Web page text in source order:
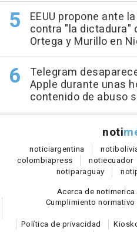
EEUU propone ante
contra "la dictadura"
Ortega y Murillo en
Telegram
Apple durante unas
contenido de abuso
noti
noticiargentina noti
colombiapress notiecuador
notiparaguay noti
Acerca de
Cumplimiento normativo
Política de privacidad